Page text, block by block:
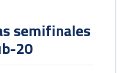
semifinales
20